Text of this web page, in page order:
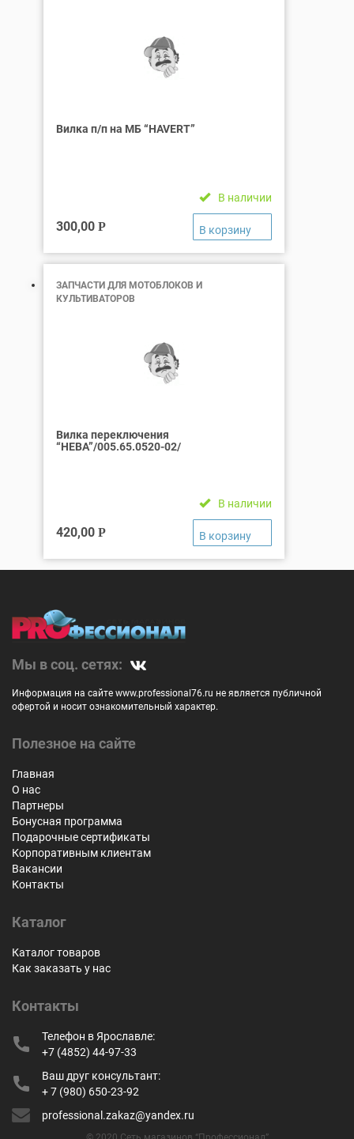
Вилка п/п на МБ “HAVERT”
В наличии
300,00 Р
ЗАПЧАСТИ ДЛЯ МОТОБЛОКОВ И
КУЛЬТИВАТОРОВ
Вилка переключения
“НЕВА”/005.65.0520-02/
В наличии
420,00 Р
Мы в соц. сетях:
Информация на сайте www.professional76.ru не является публичной
офертой и носит ознакомительный характер.
Полезное на сайте
Главная
О нас
Партнеры
Бонусная программа
Подарочные сертификаты
Корпоративным клиентам
Вакансии
Контакты
Каталог
Каталог товаров
Как заказать у нас
Контакты
Телефон в Ярославле:
+7 (4852) 44-97-33
Ваш друг консультант:
+ 7 (980) 650-23-92
professional.zakaz@yandex.ru